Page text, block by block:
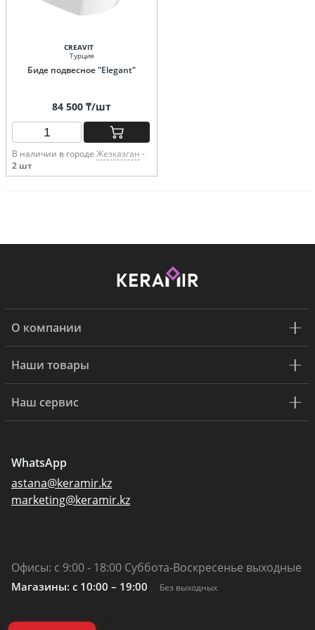
CREAVIT
Турция
Биде подвесное "Elegant"
84 500 ₸/шт
В наличии в городе Жезказган -
2 шт
О компании
Наши товары
Наш сервис
WhatsApp
astana@keramir.kz
marketing@keramir.kz
Офисы: с 9:00 - 18:00 Суббота-Воскресенье выходные
Магазины: c 10:00 – 19:00 Без выходных